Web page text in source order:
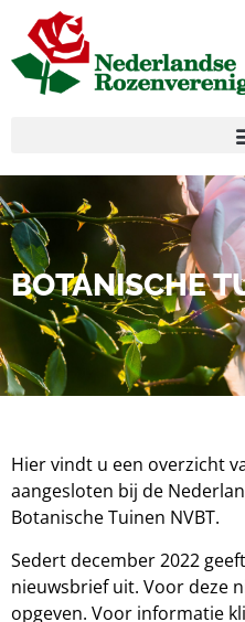
BOTANISCHE
Hier vindt u een overzicht
aangesloten bij de
Botanische Tuinen NVBT.
Sedert december 2022
nieuwsbrief uit. Voor deze
opgeven. Voor informatie